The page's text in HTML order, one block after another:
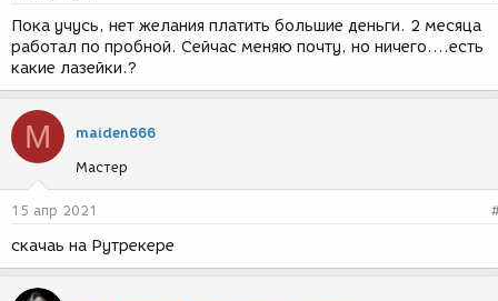
и
я
Пока учусь, нет желания платить большие деньги. 2 месяца
работал по пробной. Сейчас меняю почту, но ничего....есть
какие лазейки.?
M maiden666
Мастер
15 апр 2021
cкачаь на Рутрекере